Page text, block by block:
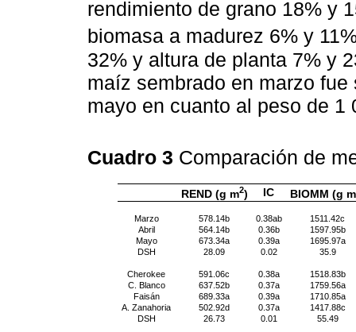
rendimiento de grano 18% y
biomasa a madurez 6% y
32% y altura de planta 7% y
maíz sembrado en marzo
mayo en cuanto al peso de 1
Cuadro 3 Comparación de
REND (g m2) IC BIOMM (g m
Marzo 578.14b 0.38ab
1511.42c
Abril
564.14b 0.36b
1597.95b
Mayo
673.34a 0.39a
1695.97a
DSH
28.09 0.02 35.9
Cherokee 591.06c 0.38a
1518.83b
C. Blanco
637.52b 0.37a
1759.56a
Faisán
689.33a 0.39a
1710.85a
A. Zanahoria
502.92d 0.37a
1417.88c
DSH
26.73 0.01 55.49